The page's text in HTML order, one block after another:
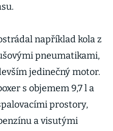
například kola z
pneumatikami,
jedinečný motor.
s objemem 9,7 l a
prostory,
a visutými